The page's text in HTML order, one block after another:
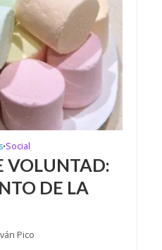
•Social
VOLUNTAD:
DE LA
Pico